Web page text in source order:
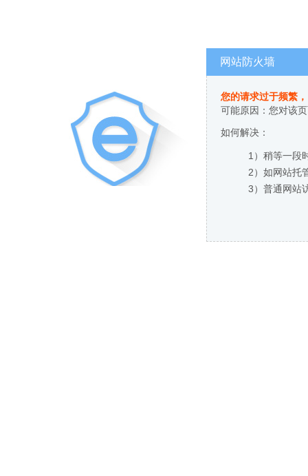
网站防火墙
您的请求过于频繁
可能原因：您对该
如何解决：
1）稍等一段
2）如网站托
3）普通网站